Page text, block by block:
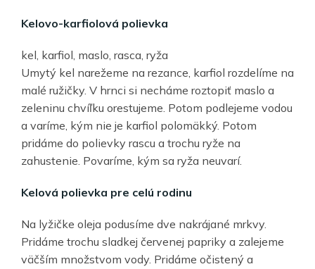
Kelovo-karfiolová polievka
kel, karfiol, maslo, rasca, ryža
Umytý kel narežeme na rezance, karfiol rozdelíme na
malé ružičky. V hrnci si necháme roztopiť maslo a
zeleninu chvíľku orestujeme. Potom podlejeme vodou
a varíme, kým nie je karfiol polomäkký. Potom
pridáme do polievky rascu a trochu ryže na
zahustenie. Povaríme, kým sa ryža neuvarí.
Kelová polievka pre celú rodinu
Na lyžičke oleja podusíme dve nakrájané mrkvy.
Pridáme trochu sladkej červenej papriky a zalejeme
väčším množstvom vody. Pridáme očistený a